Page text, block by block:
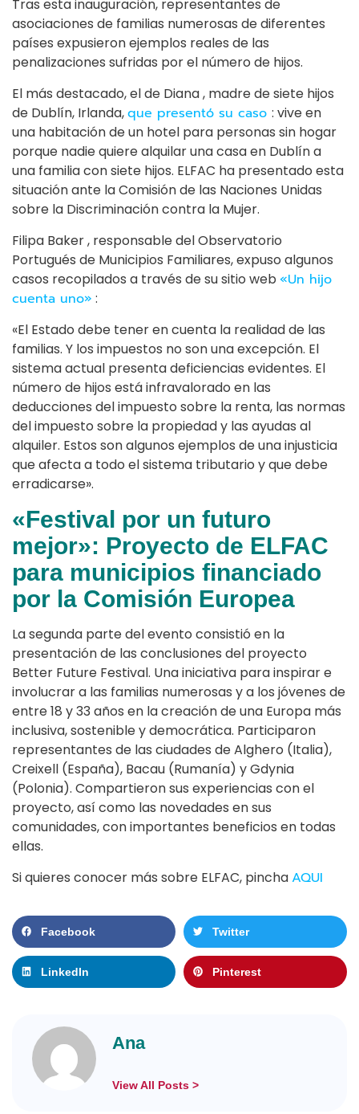
Tras esta inauguración, representantes de
asociaciones de familias numerosas de diferentes
países expusieron ejemplos reales de las
penalizaciones sufridas por el número de hijos.
El más destacado, el de Diana , madre de siete hijos
de Dublín, Irlanda,que presentó su caso : vive en
una habitación de un hotel para personas sin hogar
porque nadie quiere alquilar una casa en Dublín a
una familia con siete hijos. ELFAC ha presentado esta
situación ante la Comisión de las Naciones Unidas
sobre la Discriminación contra la Mujer.
Filipa Baker , responsable del Observatorio
Portugués de Municipios Familiares, expuso algunos
casos recopilados a través de su sitio web «Un hijo
cuenta uno» :
«El Estado debe tener en cuenta la realidad de las
familias. Y los impuestos no son una excepción. El
sistema actual presenta deficiencias evidentes. El
número de hijos está infravalorado en las
deducciones del impuesto sobre la renta, las normas
del impuesto sobre la propiedad y las ayudas al
alquiler. Estos son algunos ejemplos de una injusticia
que afecta a todo el sistema tributario y que debe
erradicarse».
«Festival por un futuro
mejor»: Proyecto de ELFAC
para municipios financiado
por la Comisión Europea
La segunda parte del evento consistió en la
presentación de las conclusiones del proyecto
Better Future Festival. Una iniciativa para inspirar e
involucrar a las familias numerosas y a los jóvenes de
entre 18 y 33 años en la creación de una Europa más
inclusiva, sostenible y democrática. Participaron
representantes de las ciudades de Alghero (Italia),
Creixell (España), Bacau (Rumanía) y Gdynia
(Polonia). Compartieron sus experiencias con el
proyecto, así como las novedades en sus
comunidades, con importantes beneficios en todas
ellas.
Si quieres conocer más sobre ELFAC, pinchaAQUI
Facebook Twitter
LinkedIn Pinterest
Ana
View All Posts >